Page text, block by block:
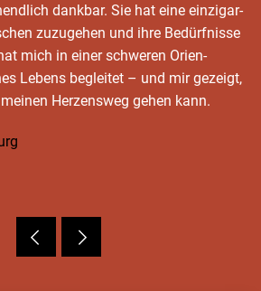
dankbar. Sie hat eine einzi­gar­
zuzuge­hen und ihre Bedürfnisse
mich in ein­er schw­eren Ori­en­
Lebens begleit­et – und mir gezeigt,
Herzensweg gehen kann.